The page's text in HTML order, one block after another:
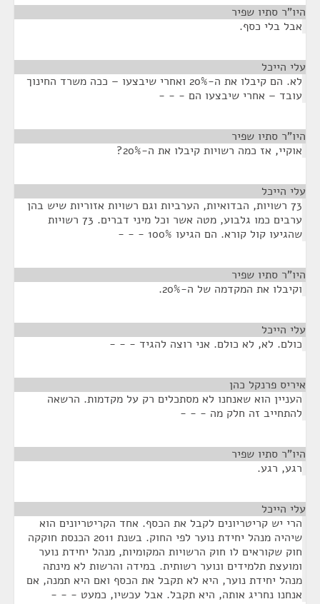
היו"ר סתיו שפיר
אבל בלי כסף.
עלי הייכל
לא. הם קיבלו את ה-20% ואחרי שיבצעו – ככה משרד החינוך
עובד – אחרי שיבצעו הם - - -
היו"ר סתיו שפיר
אוקיי, אז כמה רשויות קיבלו את ה-20%?
עלי הייכל
73 רשויות, הבדואיות, הערביות וגם רשויות אזוריות שיש בהן
ערבים כמו גלבוע, מטה אשר וכל מיני דברים. 73 רשויות
שהגיעו קול קורא. הם הגיעו 100% - - -
היו"ר סתיו שפיר
וקיבלו את המקדמה של ה-20%.
עלי הייכל
כולם. לא, לא כולם. אני רוצה להגיד - - -
איריס פרנקל כהן
העניין הוא שאנחנו לא מסתכלים רק על מקדמות. הרשאה
להתחייב זה חלק מה - - -
היו"ר סתיו שפיר
רגע, רגע.
עלי הייכל
הרי יש קריטריונים לקבל את הכסף. אחד הקריטריונים הוא
שיהיה מנהל יחידת נוער לפי החוק. בשנת 2011 הכנסת חוקקה
חוק שקוראים לו חוק הרשויות המקומיות, מנהל יחידת נוער
ומועצת תלמידים ונוער רשותית. במידה והרשות לא מינתה
מנהל יחידת נוער, היא לא תקבל את הכסף ואם היא תמנה, אם
אנחנו נחריג אותה, היא תקבל. אבל עכשיו, כמעט - - -